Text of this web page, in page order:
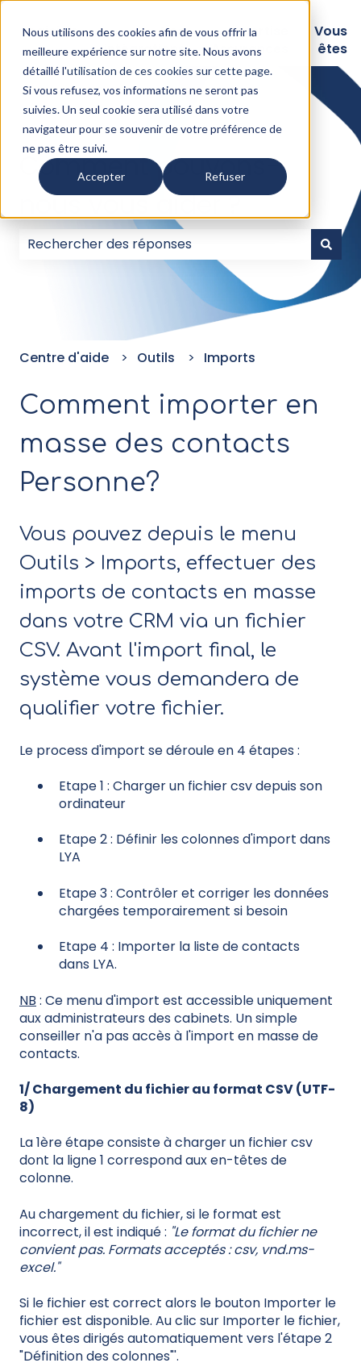
Nous utilisons des cookies afin de vous offrir la
meilleure expérience sur notre site. Nous avons
détaillé l'utilisation de ces cookies sur cette page.
Si vous refusez, vos informations ne seront pas
suivies. Un seul cookie sera utilisé dans votre
navigateur pour se souvenir de votre préférence de
ne pas être suivi.
Accepter Refuser
Logiciels
Nos
intégrations
Expertise
Assurances
Vous
êtes
Comment pouvons-
nous vous aider ?
Il n'y a aucune suggestion car le champ de
Centre d'aide Outils Imports
Comment importer en
masse des contacts
Personne?
Vous pouvez depuis le menu
Outils > Imports, effectuer des
imports de contacts en masse
dans votre CRM via un fichier
CSV. Avant l'import final, le
système vous demandera de
qualifier votre fichier.
Le process d'import se déroule en 4 étapes :
Etape 1 : Charger un fichier csv depuis son
ordinateur
Etape 2 : Définir les colonnes d'import dans
LYA
Etape 3 : Contrôler et corriger les données
chargées temporairement si besoin
Etape 4 : Importer la liste de contacts
dans LYA.
NB : Ce menu d'import est accessible uniquement
aux administrateurs des cabinets. Un simple
conseiller n'a pas accès à l'import en masse de
contacts.
1/ Chargement du fichier au format CSV (UTF-
8)
La 1ère étape consiste à charger un fichier csv
dont la ligne 1 correspond aux en-têtes de
colonne.
Au chargement du fichier, si le format est
incorrect, il est indiqué : "Le format du fichier ne
convient pas. Formats acceptés : csv, vnd.ms-
excel."
Si le fichier est correct alors le bouton Importer le
fichier est disponible. Au clic sur Importer le fichier,
vous êtes dirigés automatiquement vers l'étape 2
"Définition des colonnes"'.